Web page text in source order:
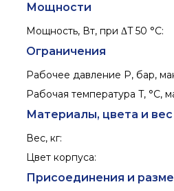
Мощности
Мощность, Вт, при ΔT 50 °С:
Ограничения
Рабочее давление P, бар,
Рабочая температура T, °C,
Материалы, цвета и вес
Вес, кг:
Цвет корпуса:
Присоединения и